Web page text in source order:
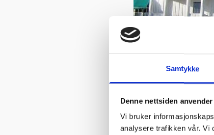
Samtykke
Denne nettsiden
Vi bruker
analysere trafikken vår. Vi